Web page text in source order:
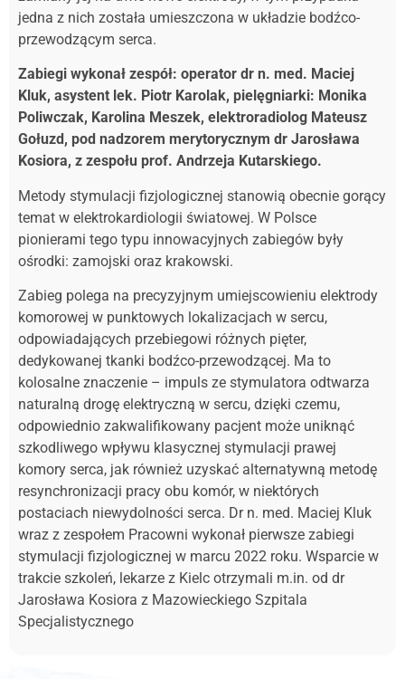
jedna z nich została umieszczona w układzie bodźco-
przewodzącym serca.
Zabiegi wykonał zespół: operator dr n. med. Maciej
Kluk, asystent lek. Piotr Karolak, pielęgniarki: Monika
Poliwczak, Karolina Meszek, elektroradiolog Mateusz
Gołuzd, pod nadzorem merytorycznym dr Jarosława
Kosiora, z zespołu prof. Andrzeja Kutarskiego.
Metody stymulacji fizjologicznej stanowią obecnie gorący
temat w elektrokardiologii światowej. W Polsce
pionierami tego typu innowacyjnych zabiegów były
ośrodki: zamojski oraz krakowski.
Zabieg polega na precyzyjnym umiejscowieniu elektrody
komorowej w punktowych lokalizacjach w sercu,
odpowiadających przebiegowi różnych pięter,
dedykowanej tkanki bodźco-przewodzącej. Ma to
kolosalne znaczenie – impuls ze stymulatora odtwarza
naturalną drogę elektryczną w sercu, dzięki czemu,
odpowiednio zakwalifikowany pacjent może uniknąć
szkodliwego wpływu klasycznej stymulacji prawej
komory serca, jak również uzyskać alternatywną metodę
resynchronizacji pracy obu komór, w niektórych
postaciach niewydolności serca. Dr n. med. Maciej Kluk
wraz z zespołem Pracowni wykonał pierwsze zabiegi
stymulacji fizjologicznej w marcu 2022 roku. Wsparcie w
trakcie szkoleń, lekarze z Kielc otrzymali m.in. od dr
Jarosława Kosiora z Mazowieckiego Szpitala
Specjalistycznego